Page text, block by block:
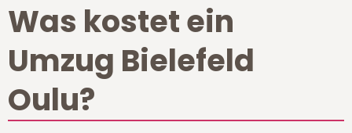
Was kostet ein
Umzug Bielefeld
Oulu?